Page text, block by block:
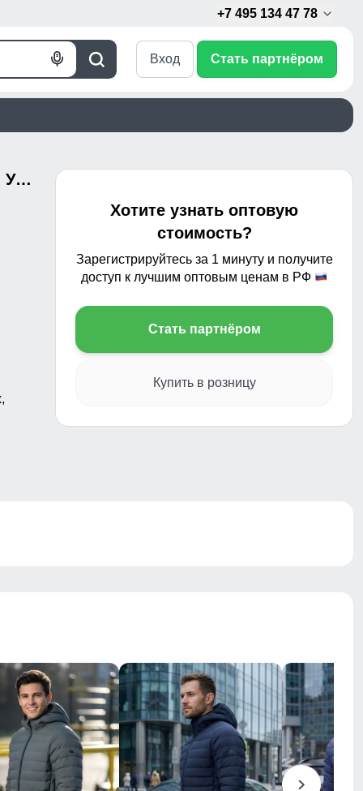
+7 495 134 47 78
Поиск
Голосовой
Вход Стать партнёром
Олимпийка мужская спортивная УЦЕНКА бежевого цвета 0846B
Хотите узнать оптовую
стоимость?
Зарегистрируйтесь за 1 минуту и получите
доступ к лучшим оптовым ценам в РФ
Стать партнёром
Купить в розницу